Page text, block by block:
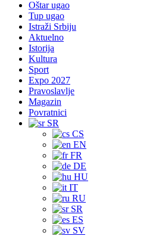
Oštar ugao
Tup ugao
Istraži Srbiju
Aktuelno
Istorija
Kultura
Sport
Expo 2027
Pravoslavlje
Magazin
Povratnici
SR
CS
EN
FR
DE
HU
IT
RU
SR
ES
SV